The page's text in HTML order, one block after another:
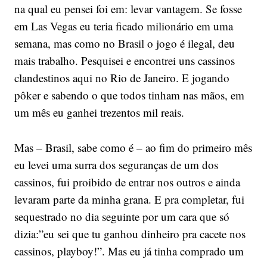
na qual eu pensei foi em: levar vantagem. Se fosse
em Las Vegas eu teria ficado milionário em uma
semana, mas como no Brasil o jogo é ilegal, deu
mais trabalho. Pesquisei e encontrei uns cassinos
clandestinos aqui no Rio de Janeiro. E jogando
pôker e sabendo o que todos tinham nas mãos, em
um mês eu ganhei trezentos mil reais.
Mas – Brasil, sabe como é – ao fim do primeiro mês
eu levei uma surra dos seguranças de um dos
cassinos, fui proibido de entrar nos outros e ainda
levaram parte da minha grana. E pra completar, fui
sequestrado no dia seguinte por um cara que só
dizia:”eu sei que tu ganhou dinheiro pra cacete nos
cassinos, playboy!”. Mas eu já tinha comprado um